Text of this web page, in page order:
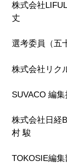
株式会社
丈
選考委員（五
株式会社リク
SUVACO 編
株式会社日経
村 駿
TOKOSIE編